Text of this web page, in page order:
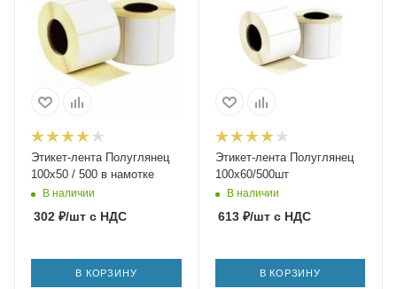
Этикет-лента Полуглянец
100х50 / 500 в намотке
В наличии
302 ₽/шт с НДС
В КОРЗИНУ
Этикет-лента Полуглянец
100х60/500шт
В наличии
613₽/штс НДС
В КОРЗИНУ